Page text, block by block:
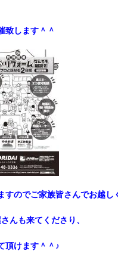
致します＾＾
すのでご家族皆さんでお越し
んも来てくださり、
頂けます＾＾♪